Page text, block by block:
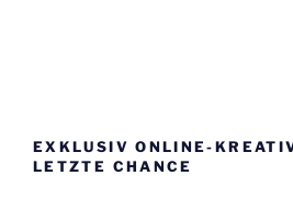
EXKLUSIV ONLINE-
LETZTE CHANCE